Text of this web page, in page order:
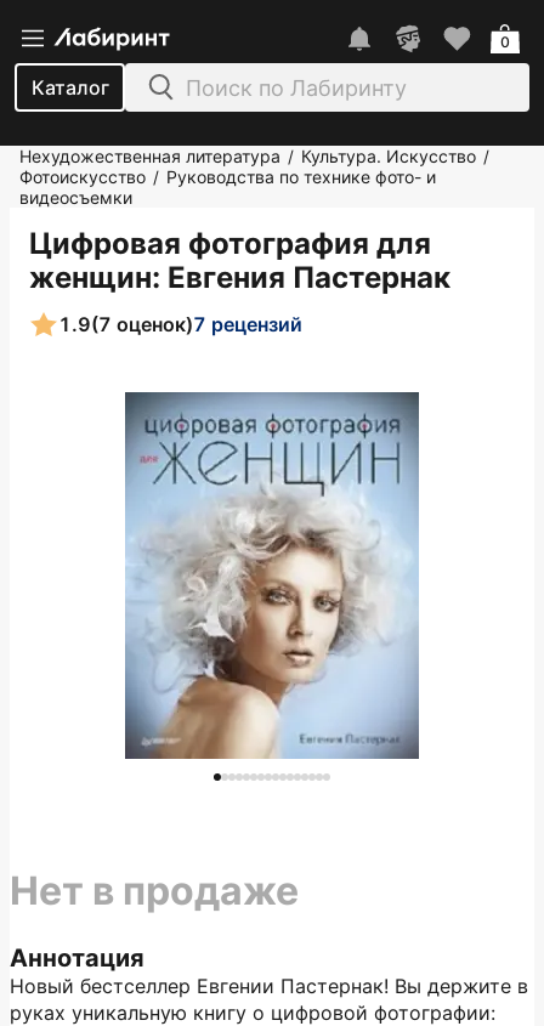
Каталог
0
Нехудожественная литература / Культура. Искусство /
Фотоискусство / Руководства по технике фото- и
видеосъемки
Цифровая фотография для
женщин: Евгения Пастернак
1.9(7 оценок)7 рецензий
Аннотация
Новый бестселлер Евгении Пастернак! Вы держите в
руках уникальную книгу о цифровой фотографии:
Нет в продаже